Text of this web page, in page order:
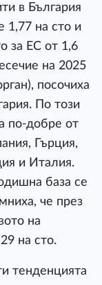
в България
1,77 на сто и
за ЕС от 1,6
на 2025
посочиха
По този
по-добре от
Гърция,
и Италия.
база се
че през
на
на сто.
тенденцията